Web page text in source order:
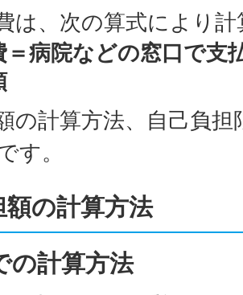
は、次の算式により
＝病院などの窓口で支
の計算方法、自己負
す。
額の計算方法
の計算方法